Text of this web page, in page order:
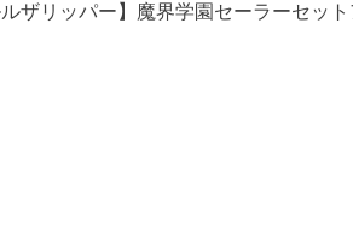
ザリッパー】魔界学園セーラーセッ